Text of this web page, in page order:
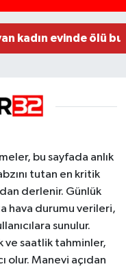
kadın evinde ölü
bu sayfada anlık
tutan en kritik
derlenir. Günlük
hava durumu verileri,
sunulur.
ve saatlik tahminler,
olur. Manevi açıdan